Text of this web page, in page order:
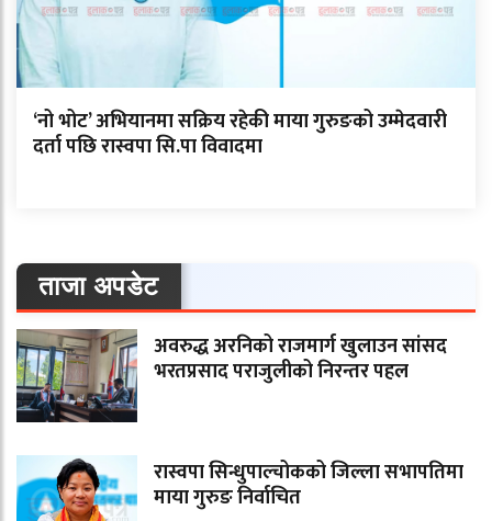
‘नो भोट’ अभियानमा सक्रिय रहेकी माया गुरुङको उम्मेदवारी
दर्ता पछि रास्वपा सि.पा विवादमा
ताजा अपडेट
अवरुद्ध अरनिको राजमार्ग खुलाउन सांसद
भरतप्रसाद पराजुलीको निरन्तर पहल
रास्वपा सिन्धुपाल्चोकको जिल्ला सभापतिमा
माया गुरुङ निर्वाचित